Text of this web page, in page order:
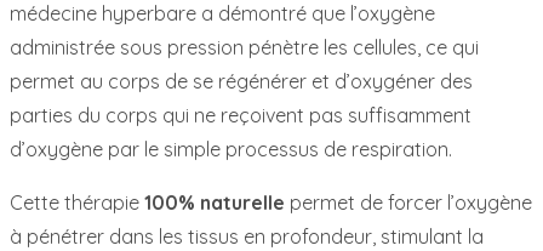
médecine hyperbare a démontré que l’oxygène
administrée sous pression pénètre les cellules, ce qui
permet au corps de se régénérer et d’oxygéner des
parties du corps qui ne reçoivent pas suffisamment
d’oxygène par le simple processus de respiration.
Cette thérapie 100% naturelle permet de forcer l’oxygène
à pénétrer dans les tissus en profondeur, stimulant la